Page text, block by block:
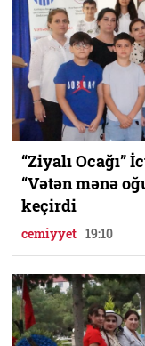
“Ziyalı Ocağı”
“Vətən mənə
keçirdi
cemiyyet 19:10